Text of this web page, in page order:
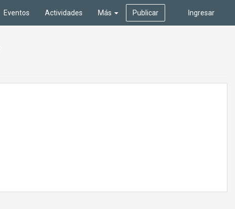
Ingresar
Eventos Actividades Más Publicar